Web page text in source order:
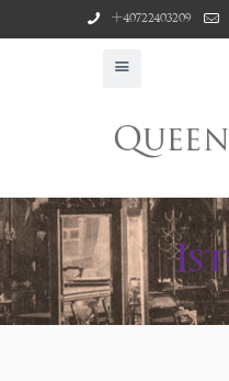
+40722403209